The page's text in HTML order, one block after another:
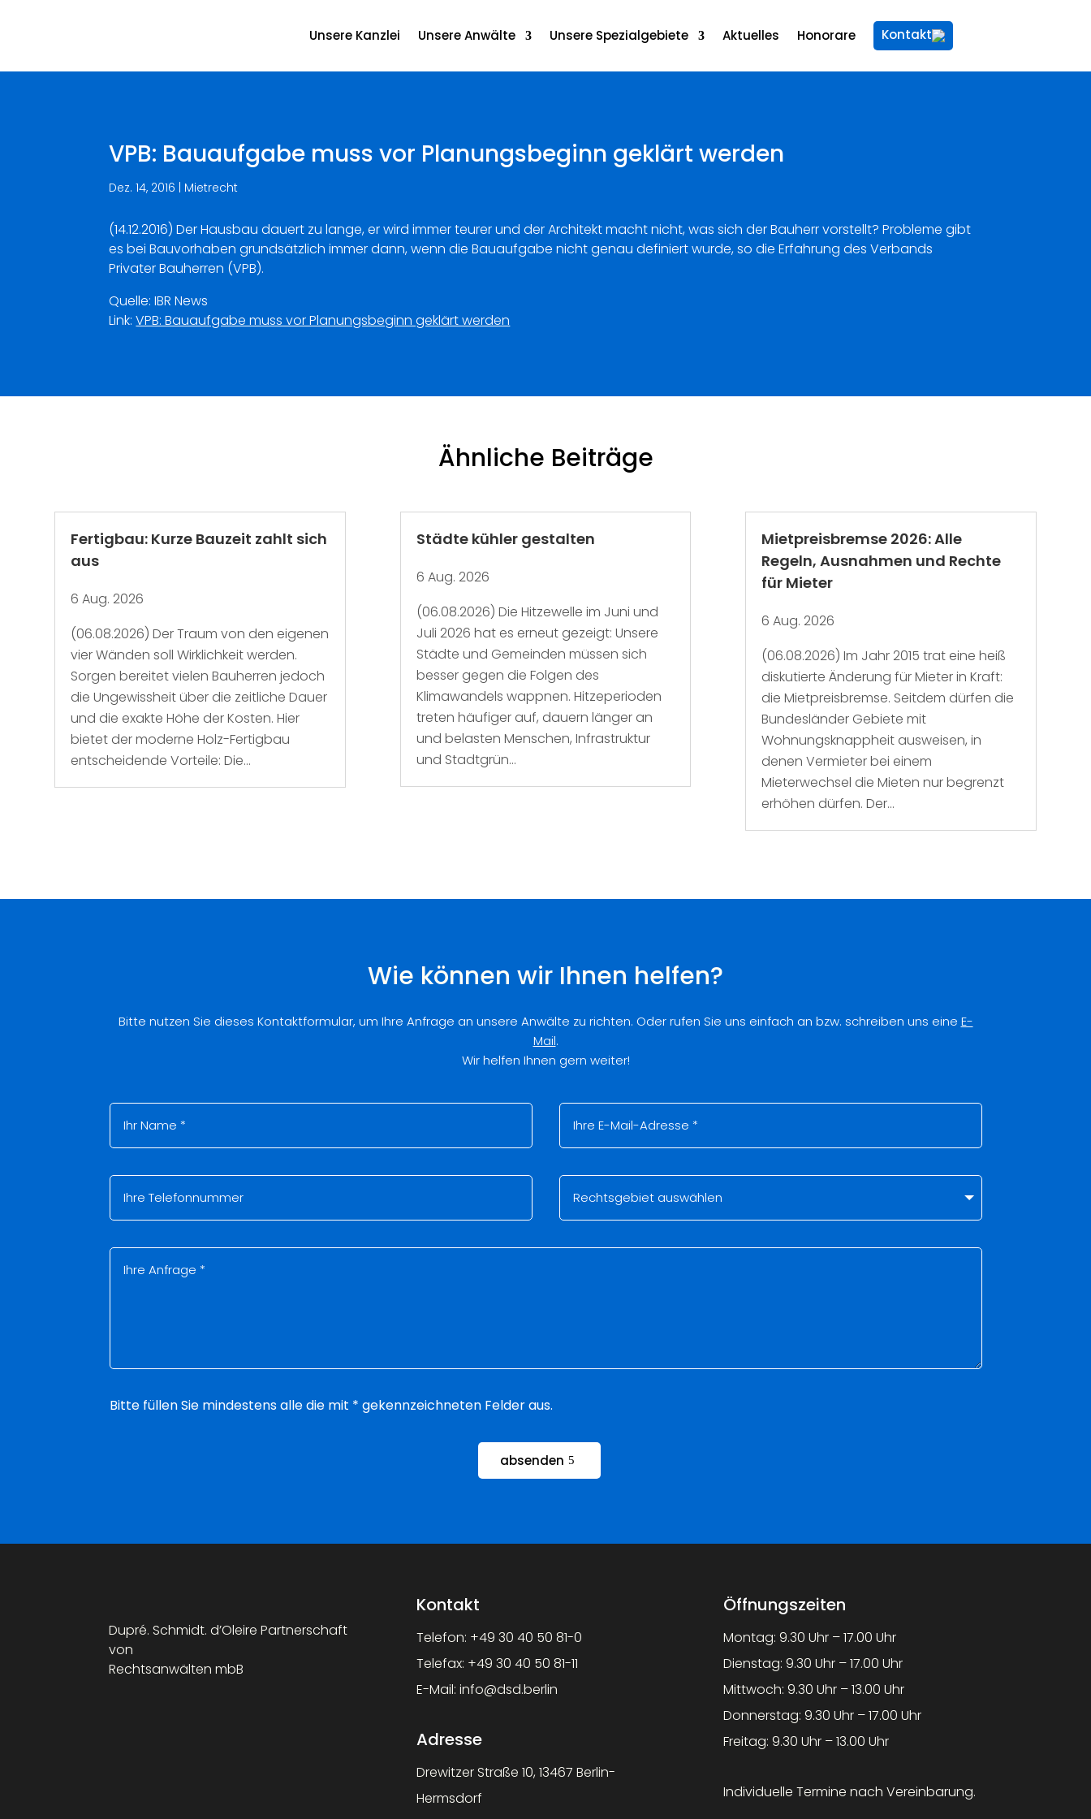
Unsere Kanzlei Unsere Anwälte Unsere Spezialgebiete Aktuelles Honorare Kontakt
VPB: Bauaufgabe muss vor Planungsbeginn geklärt werden
Dez. 14, 2016 | Mietrecht
(14.12.2016) Der Hausbau dauert zu lange, er wird immer teurer und der Architekt macht nicht, was sich der Bauherr vorstellt? Probleme gibt
es bei Bauvorhaben grundsätzlich immer dann, wenn die Bauaufgabe nicht genau definiert wurde, so die Erfahrung des Verbands
Privater Bauherren (VPB).
Quelle: IBR News
Link:VPB: Bauaufgabe muss vor Planungsbeginn geklärt werden
Ähnliche Beiträge
Fertigbau: Kurze Bauzeit zahlt sich
aus
6 Aug. 2026
(06.08.2026) Der Traum von den eigenen
vier Wänden soll Wirklichkeit werden.
Sorgen bereitet vielen Bauherren jedoch
die Ungewissheit über die zeitliche Dauer
und die exakte Höhe der Kosten. Hier
bietet der moderne Holz-Fertigbau
entscheidende Vorteile: Die...
Städte kühler gestalten
6 Aug. 2026
(06.08.2026) Die Hitzewelle im Juni und
Juli 2026 hat es erneut gezeigt: Unsere
Städte und Gemeinden müssen sich
besser gegen die Folgen des
Klimawandels wappnen. Hitzeperioden
treten häufiger auf, dauern länger an
und belasten Menschen, Infrastruktur
und Stadtgrün...
Mietpreisbremse 2026: Alle
Regeln, Ausnahmen und Rechte
für Mieter
6 Aug. 2026
(06.08.2026) Im Jahr 2015 trat eine heiß
diskutierte Änderung für Mieter in Kraft:
die Mietpreisbremse. Seitdem dürfen die
Bundesländer Gebiete mit
Wohnungsknappheit ausweisen, in
denen Vermieter bei einem
Mieterwechsel die Mieten nur begrenzt
erhöhen dürfen. Der...
Wie können wir Ihnen helfen?
Bitte nutzen Sie dieses Kontaktformular, um Ihre Anfrage an unsere Anwälte zu richten. Oder rufen Sie uns einfach an bzw. schreiben uns eine E-
Mail.
Wir helfen Ihnen gern weiter!
Bitte füllen Sie mindestens alle die mit * gekennzeichneten Felder aus.
absenden
Dupré. Schmidt. d’Oleire Partnerschaft
von
Rechtsanwälten mbB
Kontakt
Telefon: +49 30 40 50 81-0
Telefax: +49 30 40 50 81-11
E-Mail: info@dsd.berlin
Adresse
Drewitzer Straße 10, 13467 Berlin-
Hermsdorf
Öffnungszeiten
Montag: 9.30 Uhr – 17.00 Uhr
Dienstag: 9.30 Uhr – 17.00 Uhr
Mittwoch: 9.30 Uhr – 13.00 Uhr
Donnerstag: 9.30 Uhr – 17.00 Uhr
Freitag: 9.30 Uhr – 13.00 Uhr
Individuelle Termine nach Vereinbarung.